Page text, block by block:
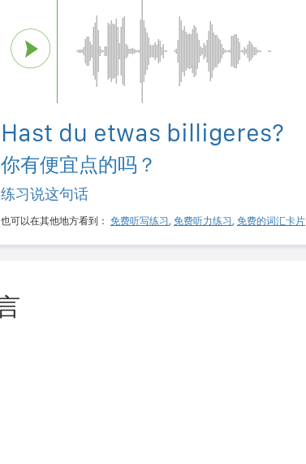
Hast du etwas billigeres?
你有便宜点的吗？
练习说这句话
也可以在其他地方看到： 免费听写练习, 免费听力练习, 免费的词汇卡片